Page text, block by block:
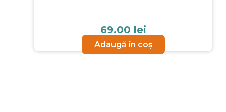
69.00 lei
Adaugă în coș